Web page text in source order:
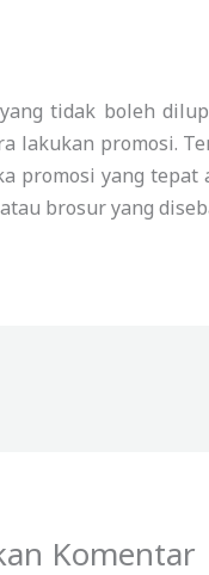
tidak boleh
lakukan promosi.
promosi yang
brosur yang
Komentar